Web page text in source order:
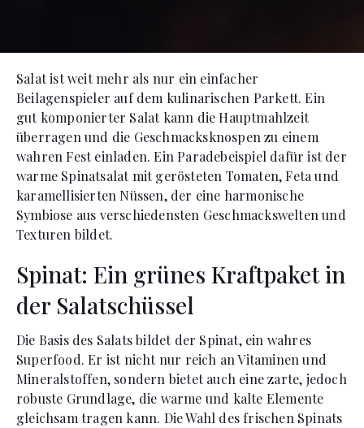
Salat ist weit mehr als nur ein einfacher
Beilagenspieler auf dem kulinarischen Parkett. Ein
gut komponierter Salat kann die Hauptmahlzeit
überragen und die Geschmacksknospen zu einem
wahren Fest einladen. Ein Paradebeispiel dafür ist der
warme Spinatsalat mit gerösteten Tomaten, Feta und
karamellisierten Nüssen, der eine harmonische
Symbiose aus verschiedensten Geschmackswelten und
Texturen bildet.
Spinat: Ein grünes Kraftpaket in
der Salatschüssel
Die Basis des Salats bildet der Spinat, ein wahres
Superfood. Er ist nicht nur reich an Vitaminen und
Mineralstoffen, sondern bietet auch eine zarte, jedoch
robuste Grundlage, die warme und kalte Elemente
gleichsam tragen kann. Die Wahl des frischen Spinats